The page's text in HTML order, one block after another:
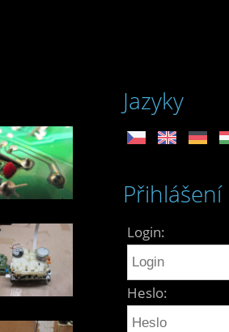
Jazyky
Přihlášení
Login:
Heslo: